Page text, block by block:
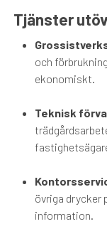
Tjänster
och
ekonomiskt.
Teknisk
övriga drycker
information.